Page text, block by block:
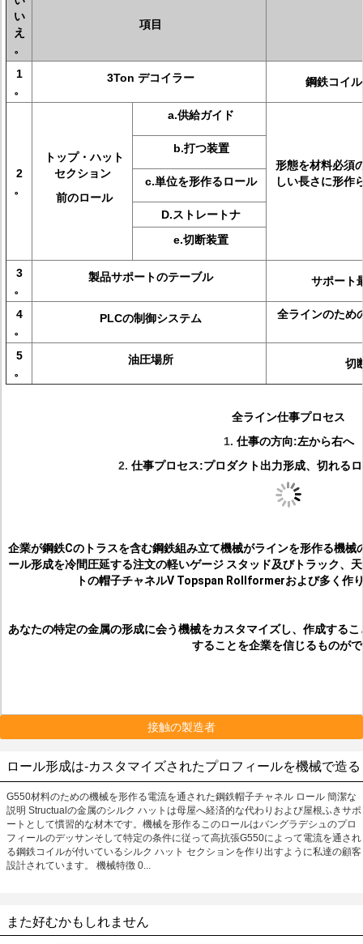
い
え
。
項目
1
。
3Ton デコイラー 鋼鉄コイ
2
。
トップ・ハット
セクション
前のロール
a.供給ガイド
形態を材料必須
しい長さに形作
b.打つ装置
c.単位を形作るロール
D.ストレートナ
e.切断装置
3
。
製品サポートのテーブル サポート
4
。
PLCの制御システム 全ラインのため
5
。
油圧場所 切
全ライン仕事プロセス
1. 仕事の方向:左から右へ
2. 仕事プロセス:プロダクト出力形成、切れる
企業が鋼鉄Cのトラスを含む鋼鉄組み立て機械がラインを形作る機
ール形成を冷間圧延する注文の軽いゲージ スタッド及びトラック、
トの帽子チャネルV Topspan Rollformerおよび多く作
あなたの特定の金属の形成に会う機械をカスタマイズし、作成する
することを企業を信じるものが
接触の製造者
ロール形成は-カスタマイズされたプロフィールを機械で造る
G550材料のための機械を形作る電流を通された鋼鉄帽子チャネル ロール 簡潔な
説明 Structualの金属のシルク ハットは母屋へ経済的な代わりおよび屋根ふきサポ
ートとして慣習的な材木です。機械を形作るこのロールはバングラデシュのプロ
フィールのデッサンそして特定の条件に従って高抗張G550によって電流を通され
る鋼鉄コイルが付いているシルク ハット セクションを作り出すように私達の顧客
設計されています。 機械特徴 0...
また好むかもしれません